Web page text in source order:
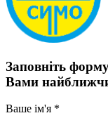
Заповніть
Вами
Ваше ім'я *